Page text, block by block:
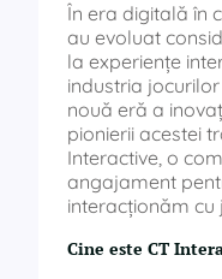
În era digitală în
au evoluat
la experiențe
industria
nouă eră a
pionierii acestei
Interactive, o
angajament
interacționăm cu
Cine este CT